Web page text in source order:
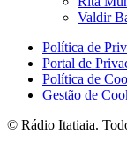
Valdir
Política de
Portal de
Política de
Gestão de
© Rádio Itatiaia.